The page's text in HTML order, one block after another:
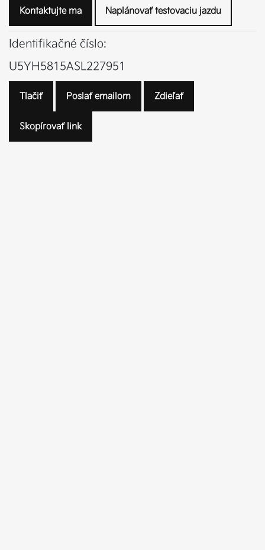
Kontaktujte ma Naplánovať testovaciu jazdu
Identifikačné číslo:
U5YH5815ASL227951
Tlačiť Poslať emailom Zdieľať
Skopírovať link